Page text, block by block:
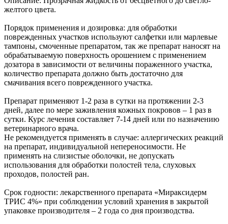
желтого цвета.
Порядок применения и дозировка: для обработки
поврежденных участков используют салфетки или марлевые
тампоны, смоченные препаратом, так же препарат наносят на
обрабатываемую поверхность орошением с применением
дозатора в зависимости от величины пораженного участка,
количество препарата должно быть достаточно для
смачивания всего поврежденного участка.
Препарат применяют 1-2 раза в сутки на протяжении 2-3
дней, далее по мере заживления кожных покровов – 1 раз в
сутки. Курс лечения составляет 7-14 дней или по назначению
ветеринарного врача.
Не рекомендуется применять в случае: аллергических реакций
на препарат, индивидуальной непереносимости. Не
применять на слизистые оболочки, не допускать
использования для обработки полостей тела, слуховых
проходов, полостей ран.
Срок годности: лекарственного препарата «Мираксидерм
ТРИС 4%» при соблюдении условий хранения в закрытой
упаковке производителя – 2 года со дня производства.